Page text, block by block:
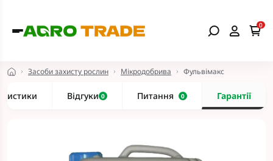
0
Засоби захисту рослин Мікродобрива Фульвімакс
Відгуки 0 Питання 0 Гарантії